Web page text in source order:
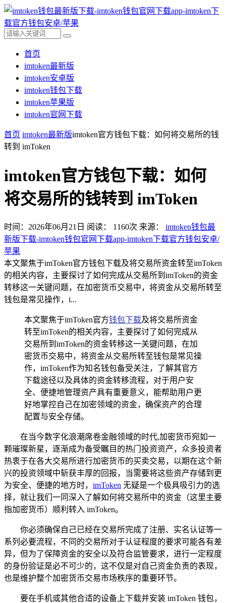
首页
imtoken最新版
imtoken安卓版
imtoken钱包下载
imtoken苹果版
imtoken官网下载
首页 imtoken最新版imtoken官方钱包下载：如何将交易所的钱
转到 imToken
imtoken官方钱包下载：如何
将交易所的钱转到 imToken
时间：2026年06月21日 阅读： 1160次 来源： imtoken钱包最
新版下载-imtoken钱包官网下载app-imtoken下载官方钱包安卓/
苹果
本文聚焦于imToken官方钱包下载及将交易所资金转至imToken
的相关内容，主要探讨了如何完成从交易所到imToken的资金
转移这一关键问题，在加密货币交易中，将资金从交易所转至
钱包是常见操作，i...
本文聚焦于imToken官方钱包下载及将交易所资金
转至imToken的相关内容，主要探讨了如何完成从
交易所到imToken的资金转移这一关键问题，在加
密货币交易中，将资金从交易所转至钱包是常见操
作，imToken作为知名钱包备受关注，了解其官方
下载途径以及具体的资金转移流程，对于用户安
全、便捷地管理资产具有重要意义，能帮助用户更
好地掌控自己在加密领域的资金，确保资产的合理
配置与安全存储。
在当今数字化浪潮席卷金融领域的时代,加密货币宛如一
颗璀璨新星，逐渐成为备受瞩目的热门投资资产，众多投资者
热衷于在各大交易所进行加密货币的买卖交易，以期在这个新
兴的投资领域中斩获丰厚的回报，当需要将这些资产存储到更
为安全、便捷的地方时， imToken 无疑是一个极具吸引力的选
择，就让我们一同深入了解如何将交易所中的资金（这里主要
指加密货币）顺利转入 imToken。
你必须确保自己已经在交易所完成了注册、实名认证等一
系列必要流程，不同的交易所对于认证程度的要求可能各有差
异，但为了保障资金的安全以及符合监管要求，进行一定程度
的身份验证是必不可少的，这不仅是对自己资金负责的表现，
也是维护整个加密货币交易市场秩序的重要环节。
要在手机或其他合适的设备上下载并安装 imToken 钱包，